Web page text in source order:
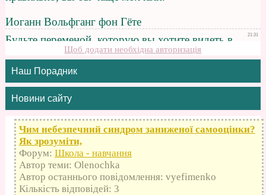
Щоб додати необхідна авторизація
Наш Порадник
Новини сайту
Чим небезпечний синдром заниженої самооцінки?
Як зрозуміти,
Форум: Школа - навчання
Автор теми: Olenochka
Автор останнього повідомлення: vyefimenko
Кількість відповідей: 3